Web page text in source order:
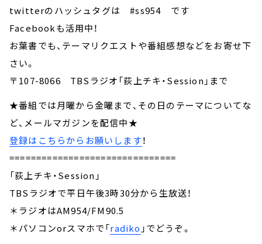
twitterのハッシュタグは #ss954 です
Facebookも活用中！
お葉書でも、テーマリクエストや番組感想などをお寄せ下
さい。
〒107-8066 TBSラジオ「荻上チキ・Session」まで
★番組では月曜から金曜まで、その日のテーマについてな
ど、メールマガジンを配信中★
登録はこちらからお願いします！
===============================
「荻上チキ・Session」
TBSラジオで平日午後3時30分から生放送！
＊ラジオはAM954/FM90.5
＊パソコンorスマホで「radiko 」でどうぞ。